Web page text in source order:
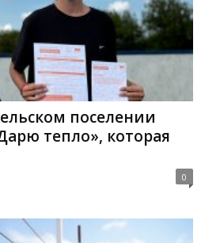
поселении
тепло», которая
0